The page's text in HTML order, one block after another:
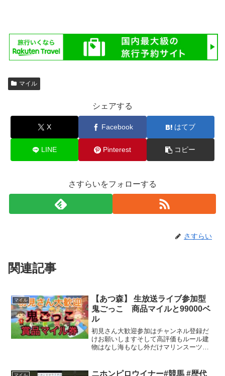
マイル
シェアする
X Facebook はてブ
LINE Pinterest コピー
さすらいをフォローする
さすらい
関連記事
マイル
【あつ森】 生放送ライブ参加型
鬼ごっこ 商品マイルと99000ベ
ル
初見さん大歓迎参加はチャンネル登録だ
けお願いしますそして高評価もルール建
物はなし海もなし外だけマリンスーツは
でたたかれたらアウト。配信画面優先で
ニホンピロウイナー#競馬 #歴代